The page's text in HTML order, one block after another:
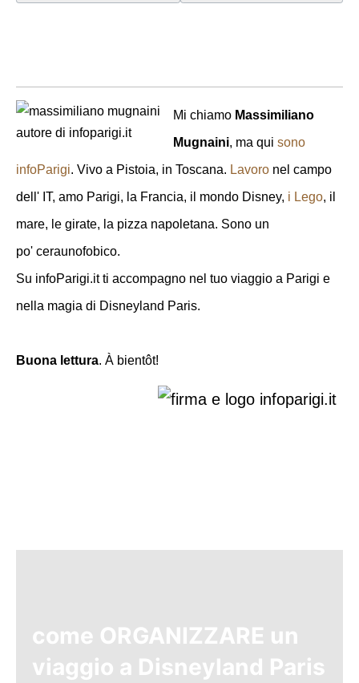
Mi chiamo Massimiliano
Mugnaini, ma qui sono
infoParigi. Vivo a Pistoia, in Toscana. Lavoro nel campo
dell' IT, amo Parigi, la Francia, il mondo Disney, i Lego, il
mare, le girate, la pizza napoletana. Sono un
po' ceraunofobico.
Su infoParigi.it ti accompagno nel tuo viaggio a Parigi e
nella magia di Disneyland Paris.
Buona lettura. À bientôt!
come ORGANIZZARE un
viaggio a Disneyland Paris